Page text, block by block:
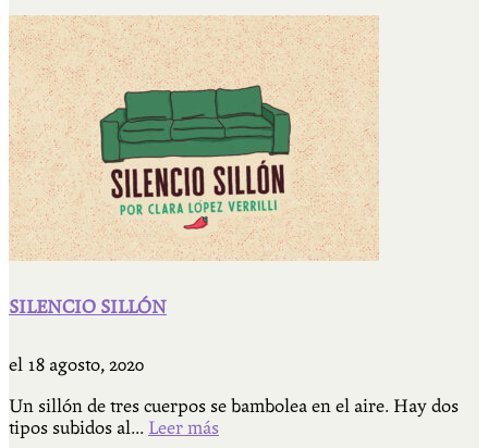
SILENCIO SILLÓN
el 18 agosto, 2020
Un sillón de tres cuerpos se bambolea en el aire. Hay dos
tipos subidos al... Leer más